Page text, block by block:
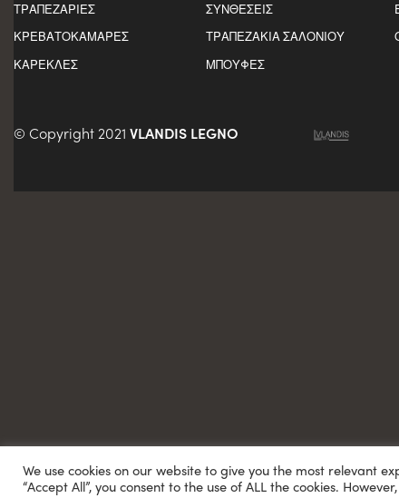
ΤΡΑΠΕΖΑΡΙΕΣ
ΣΥΝΘΕΣΕΙΣ
ΚΡΕΒΑΤΟΚΑΜΑΡΕΣ
ΤΡΑΠΕΖΑΚΙΑ ΣΑΛΟΝΙΟΥ
ΚΑΡΕΚΛΕΣ
ΜΠΟΥΦΕΣ
© Copyright 2021 VLANDIS LEGNO
We use cookies on our website to give you the most relevant
“Accept All”, you consent to the use of ALL the cookies.